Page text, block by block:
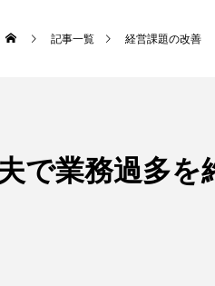
記事一覧 経営課題の改善
で業務過多を